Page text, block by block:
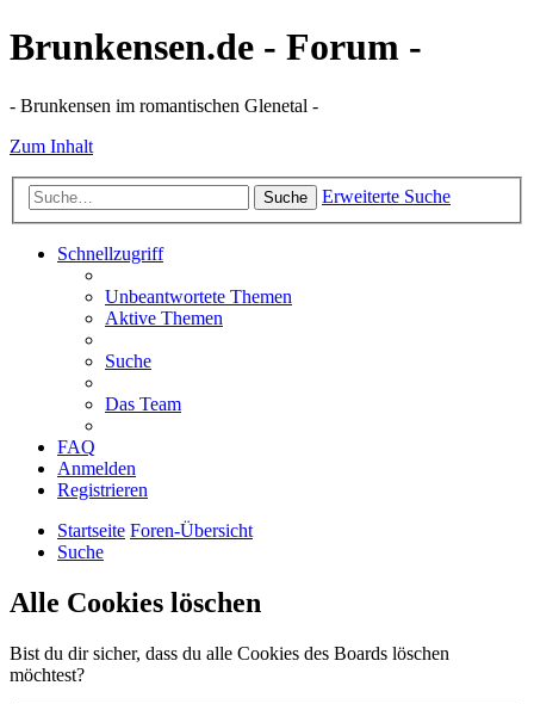
Brunkensen.de - Forum -
- Brunkensen im romantischen Glenetal -
Zum Inhalt
Suche Erweiterte Suche
Schnellzugriff
Unbeantwortete Themen
Aktive Themen
Suche
Das Team
FAQ
Anmelden
Registrieren
Startseite Foren-Übersicht
Suche
Alle Cookies löschen
Bist du dir sicher, dass du alle Cookies des Boards löschen
möchtest?